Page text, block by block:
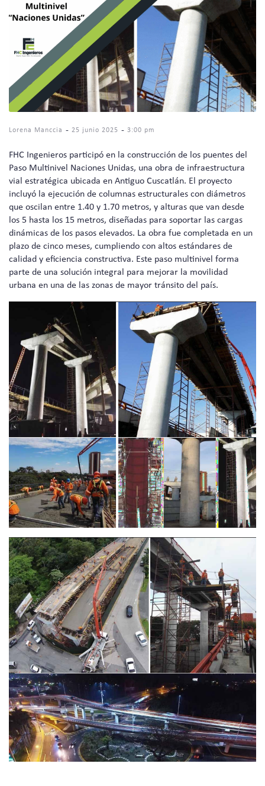
Lorena Manccia - 25 junio 2025 - 3:00 pm
FHC Ingenieros participó en la construcción de los puentes del
Paso Multinivel Naciones Unidas, una obra de infraestructura
vial estratégica ubicada en Antiguo Cuscatlán. El proyecto
incluyó la ejecución de columnas estructurales con diámetros
que oscilan entre 1.40 y 1.70 metros, y alturas que van desde
los 5 hasta los 15 metros, diseñadas para soportar las cargas
dinámicas de los pasos elevados. La obra fue completada en un
plazo de cinco meses, cumpliendo con altos estándares de
calidad y eficiencia constructiva. Este paso multinivel forma
parte de una solución integral para mejorar la movilidad
urbana en una de las zonas de mayor tránsito del país.